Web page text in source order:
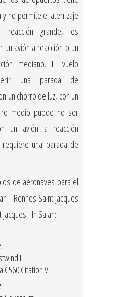
y no permite el aterrizaje
grande, es
un avión a reacción o un
mediano. El vuelo
una parada de
un chorro de luz, con un
medio puede no ser
un avión a reacción
una parada de
de aeronaves para el
- Rennes Saint Jacques
- In Salah:
II
C560 Citation V